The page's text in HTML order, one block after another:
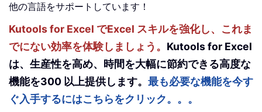
他の言語をサポートしています！
Kutools for Excel でExcel スキルを強化し、これま
でにない効率を体験しましょう。 Kutools for Excel
は、生産性を高め、時間を大幅に節約できる高度な
機能を300 以上提供します。 最も必要な機能を今す
ぐ入手するにはこちらをクリック。。。